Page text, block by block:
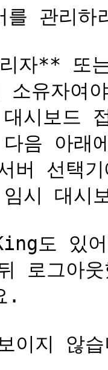
를 관리
자** 또
소유자여
시보드
음 아래
버 선택
시 대시
도 있어
로그아
.
이지 않습